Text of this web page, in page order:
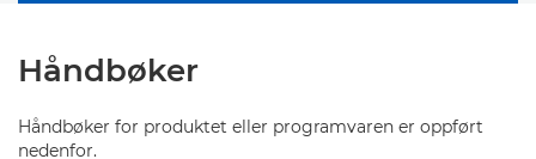
Håndbøker
Håndbøker for produktet eller programvaren er oppført
nedenfor.